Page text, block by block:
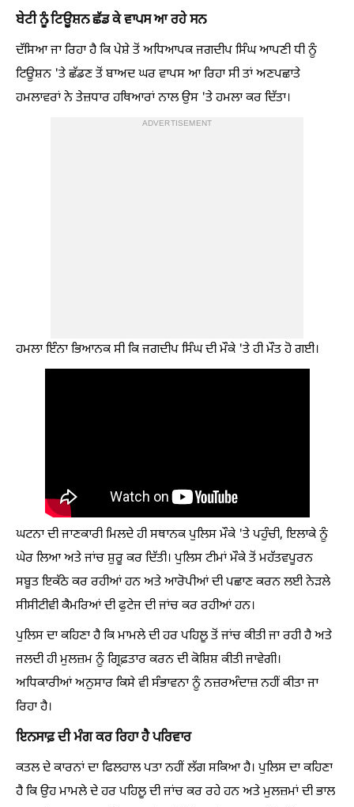
ਬੇਟੀ ਨੂੰ ਟਿਊਸ਼ਨ ਛੱਡ ਕੇ ਵਾਪਸ ਆ ਰਹੇ ਸਨ
ਦੱਸਿਆ ਜਾ ਰਿਹਾ ਹੈ ਕਿ ਪੇਸ਼ੇ ਤੋਂ ਅਧਿਆਪਕ ਜਗਦੀਪ ਸਿੰਘ ਆਪਣੀ ਧੀ ਨੂੰ
ਟਿਊਸ਼ਨ 'ਤੇ ਛੱਡਣ ਤੋਂ ਬਾਅਦ ਘਰ ਵਾਪਸ ਆ ਰਿਹਾ ਸੀ ਤਾਂ ਅਣਪਛਾਤੇ
ਹਮਲਾਵਰਾਂ ਨੇ ਤੇਜ਼ਧਾਰ ਹਥਿਆਰਾਂ ਨਾਲ ਉਸ 'ਤੇ ਹਮਲਾ ਕਰ ਦਿੱਤਾ।
ADVERTISEMENT
ਹਮਲਾ ਇੰਨਾ ਭਿਆਨਕ ਸੀ ਕਿ ਜਗਦੀਪ ਸਿੰਘ ਦੀ ਮੌਕੇ 'ਤੇ ਹੀ ਮੌਤ ਹੋ ਗਈ।
ਘਟਨਾ ਦੀ ਜਾਣਕਾਰੀ ਮਿਲਦੇ ਹੀ ਸਥਾਨਕ ਪੁਲਿਸ ਮੌਕੇ 'ਤੇ ਪਹੁੰਚੀ, ਇਲਾਕੇ ਨੂੰ
ਘੇਰ ਲਿਆ ਅਤੇ ਜਾਂਚ ਸ਼ੁਰੂ ਕਰ ਦਿੱਤੀ। ਪੁਲਿਸ ਟੀਮਾਂ ਮੌਕੇ ਤੋਂ ਮਹੱਤਵਪੂਰਨ
ਸਬੂਤ ਇਕੱਠੇ ਕਰ ਰਹੀਆਂ ਹਨ ਅਤੇ ਆਰੋਪੀਆਂ ਦੀ ਪਛਾਣ ਕਰਨ ਲਈ ਨੇੜਲੇ
ਸੀਸੀਟੀਵੀ ਕੈਮਰਿਆਂ ਦੀ ਫੁਟੇਜ ਦੀ ਜਾਂਚ ਕਰ ਰਹੀਆਂ ਹਨ।
ਪੁਲਿਸ ਦਾ ਕਹਿਣਾ ਹੈ ਕਿ ਮਾਮਲੇ ਦੀ ਹਰ ਪਹਿਲੂ ਤੋਂ ਜਾਂਚ ਕੀਤੀ ਜਾ ਰਹੀ ਹੈ ਅਤੇ
ਜਲਦੀ ਹੀ ਮੁਲਜ਼ਮ ਨੂੰ ਗ੍ਰਿਫ਼ਤਾਰ ਕਰਨ ਦੀ ਕੋਸ਼ਿਸ਼ ਕੀਤੀ ਜਾਵੇਗੀ।
ਅਧਿਕਾਰੀਆਂ ਅਨੁਸਾਰ ਕਿਸੇ ਵੀ ਸੰਭਾਵਨਾ ਨੂੰ ਨਜ਼ਰਅੰਦਾਜ਼ ਨਹੀਂ ਕੀਤਾ ਜਾ
ਰਿਹਾ ਹੈ।
ਇਨਸਾਫ਼ ਦੀ ਮੰਗ ਕਰ ਰਿਹਾ ਹੈ ਪਰਿਵਾਰ
ਕਤਲ ਦੇ ਕਾਰਨਾਂ ਦਾ ਫਿਲਹਾਲ ਪਤਾ ਨਹੀਂ ਲੱਗ ਸਕਿਆ ਹੈ। ਪੁਲਿਸ ਦਾ ਕਹਿਣਾ
ਹੈ ਕਿ ਉਹ ਮਾਮਲੇ ਦੇ ਹਰ ਪਹਿਲੂ ਦੀ ਜਾਂਚ ਕਰ ਰਹੇ ਹਨ ਅਤੇ ਮੁਲਜ਼ਮਾਂ ਦੀ ਭਾਲ